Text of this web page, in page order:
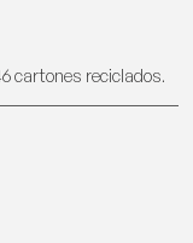
cartones reciclados.